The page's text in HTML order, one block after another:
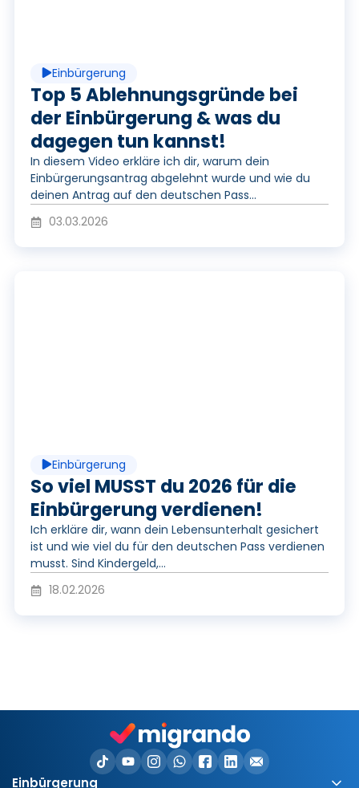
y
V
i
Einbürgerung
Top 5 Ablehnungsgründe bei
der Einbürgerung & was du
dagegen tun kannst!
In diesem Video erkläre ich dir, warum dein
Einbürgerungsantrag abgelehnt wurde und wie du
deinen Antrag auf den deutschen Pass...
03.03.2026
y
V
i
d
e
Einbürgerung
So viel MUSST du 2026 für die
Einbürgerung verdienen!
Ich erkläre dir, wann dein Lebensunterhalt gesichert
ist und wie viel du für den deutschen Pass verdienen
musst. Sind Kindergeld,...
18.02.2026
Einbürgerung